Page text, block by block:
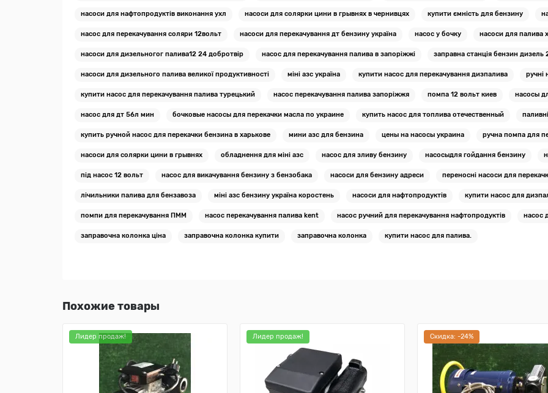
насоси для нафтопродуктів виконання ухл насоси для солярки цини в грывнях в чернивцях купити ємність для бензину
насос для перекачування соляри 12вольт насоси для перекачування дт бензину україна насос у бочку насоси для палива
насоси для дизельногог палива12 24 добротвір насос для перекачування палива в запоріжжі заправна станція бензин дизель
насоси для дизельного палива великої продуктивності міні азс україна купити насос для перекачування дизпалива ручні
купити насос для перекачування палива турецький насос перекачування палива запоріжжя помпа 12 вольт киев насосы
насос для дт 56л мин бочковые насосы для перекачки масла по украине купить насос для топлива отечественный
купить ручной насос для перекачки бензина в харькове мини азс для бензина цены на насосы украина ручна помпа для
насоси для солярки цини в грывнях обладнення для міні азс насос для зливу бензину насосыдля гойдання бензину
під насос 12 вольт насос для викачування бензину з бензобака насоси для бензину адреси переносні насоси для
лічильники палива для бензавоза міні азс бензину україна коростень насоси для нафтопродуктів купити насос для
помпи для перекачування ПММ насос перекачування палива kent насос ручний для перекачування нафтопродуктів насос
заправочна колонка ціна заправочна колонка купити заправочна колонка купити насос для палива.
Похожие товары
Лидер продаж! Лидер продаж! Cкидка: -24%